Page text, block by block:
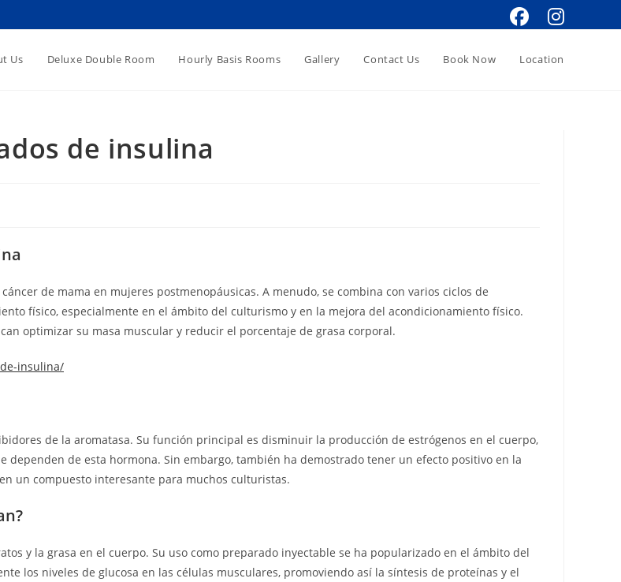
Us Deluxe Double Room Hourly Basis Rooms Gallery Contact Us Book Now Location
de insulina
de mama en mujeres postmenopáusicas. A menudo, se combina con varios ciclos de
físico, especialmente en el ámbito del culturismo y en la mejora del acondicionamiento físico.
optimizar su masa muscular y reducir el porcentaje de grasa corporal.
insulina/
de la aromatasa. Su función principal es disminuir la producción de estrógenos en el cuerpo,
de esta hormona. Sin embargo, también ha demostrado tener un efecto positivo en la
un compuesto interesante para muchos culturistas.
y la grasa en el cuerpo. Su uso como preparado inyectable se ha popularizado en el ámbito del
los niveles de glucosa en las células musculares, promoviendo así la síntesis de proteínas y el